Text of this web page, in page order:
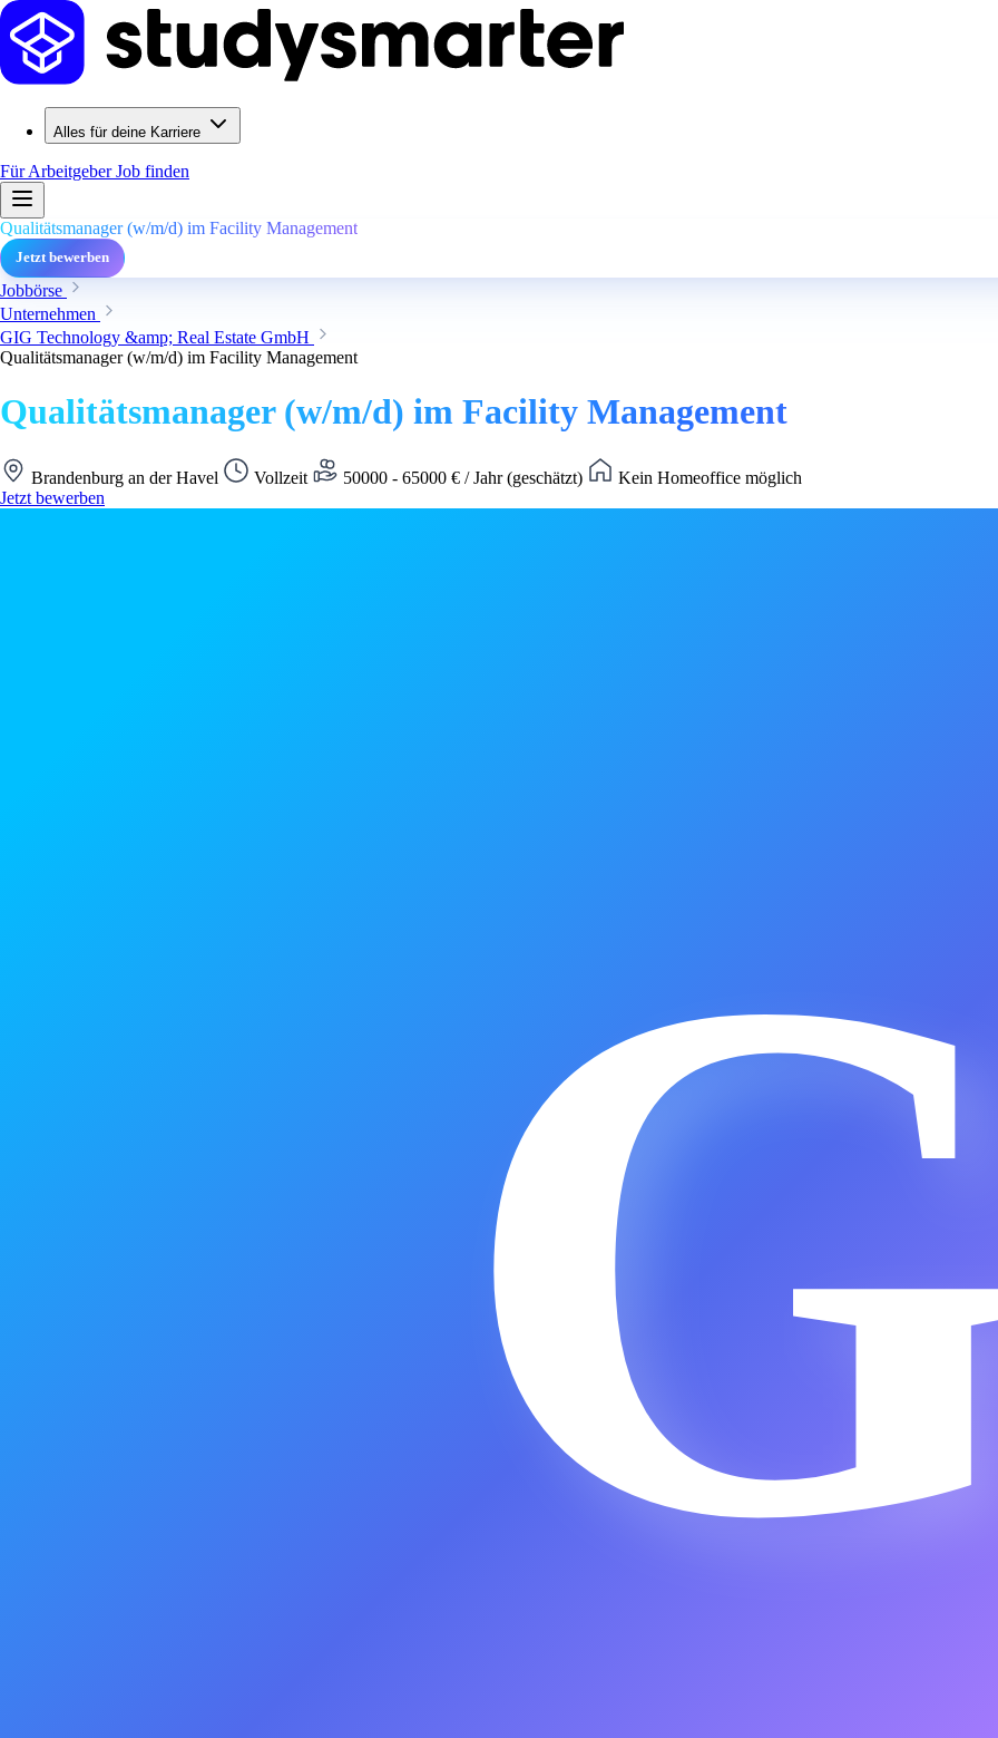
Alles für deine Karriere
Für ArbeitgeberJob finden
Qualitätsmanager (w/m/d) im Facility Management
Jetzt bewerben
Jobbörse
Unternehmen
GIG Technology &amp; Real Estate GmbH
Qualitätsmanager (w/m/d) im Facility Management
Qualitätsmanager (w/m/d) im Facility Management
Brandenburg an der Havel Vollzeit 50000 - 65000 € / Jahr (geschätzt)
Kein Homeoffice möglich
Jetzt bewerben